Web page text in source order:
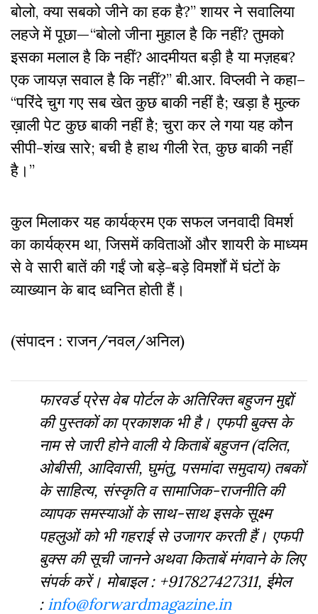
बोलो, क्या सबको जीने का हक है?” शायर ने सवालिया
लहजे में पूछा—“बोलो जीना मुहाल है कि नहीं? तुमको
इसका मलाल है कि नहीं? आदमीयत बड़ी है या मज़हब?
एक जायज़ सवाल है कि नहीं?” बी.आर. विप्लवी ने कहा–
“परिंदे चुग गए सब खेत कुछ बाकी नहीं है; खड़ा है मुल्क
ख़ाली पेट कुछ बाकी नहीं है; चुरा कर ले गया यह कौन
सीपी-शंख सारे; बची है हाथ गीली रेत, कुछ बाकी नहीं
है।”
कुल मिलाकर यह कार्यक्रम एक सफल जनवादी विमर्श
का कार्यक्रम था, जिसमें कविताओं और शायरी के माध्यम
से वे सारी बातें की गईं जो बड़े-बड़े विमर्शों में घंटों के
व्याख्यान के बाद ध्वनित होती हैं।
(संपादन : राजन/नवल/अनिल)
फारवर्ड प्रेस वेब पोर्टल के अतिरिक्‍त बहुजन मुद्दों
की पुस्‍तकों का प्रकाशक भी है। एफपी बुक्‍स के
नाम से जारी होने वाली ये किताबें बहुजन (दलित,
ओबीसी, आदिवासी, घुमंतु, पसमांदा समुदाय) तबकों
के साहित्‍य, संस्‍क‍ृति व सामाजिक-राजनीति की
व्‍यापक समस्‍याओं के साथ-साथ इसके सूक्ष्म
पहलुओं को भी गहराई से उजागर करती हैं। एफपी
बुक्‍स की सूची जानने अथवा किताबें मंगवाने के लिए
संपर्क करें। मोबाइल : +917827427311, ईमेल
: info@forwardmagazine.in